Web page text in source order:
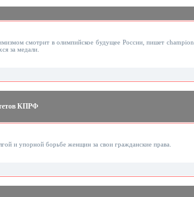
смотрит в олимпийское будущее России, пишет
за медали.
КПРФ
и упорной борьбе женщин за свои гражданские права.